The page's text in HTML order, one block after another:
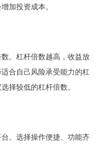
加投资成本。
。杠杆倍数越高，收益放
合自己风险承受能力的杠
择较低的杠杆倍数。
。选择操作便捷、功能齐